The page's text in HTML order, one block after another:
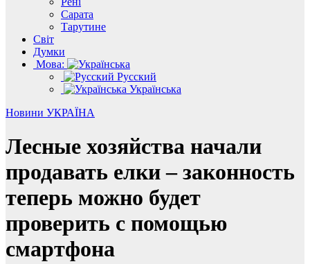
Сарата
Тарутине
Світ
Думки
Мова:
Русский
Українська
Новини УКРАЇНА
Лесные хозяйства начали
продавать елки – законность
теперь можно будет
проверить с помощью
смартфона